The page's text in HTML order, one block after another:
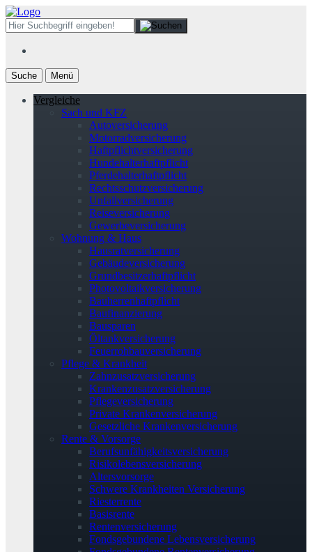
Suche Menü
Vergleiche
Sach und KFZ
Autoversicherung
Motorradversicherung
Haftpflichtversicherung
Hundehalterhaftpflicht
Pferdehalterhaftpflicht
Rechtsschutzversicherung
Unfallversicherung
Reiseversicherung
Gewerbeversicherung
Wohnung & Haus
Hausratversicherung
Gebäudeversicherung
Grundbesitzerhaftpflicht
Photovoltaikversicherung
Bauherrenhaftpflicht
Baufinanzierung
Bausparen
Öltankversicherung
Feuerrohbauversicherung
Pflege & Krankheit
Zahnzusatzversicherung
Krankenzusatzversicherung
Pflegeversicherung
Private Krankenversicherung
Gesetzliche Krankenversicherung
Rente & Vorsorge
Berufs­unfähigkeitsversicherung
Risikolebensversicherung
Altersvorsorge
Schwere Krankheiten Versicherung
Riesterrente
Basisrente
Rentenversicherung
Fondsgebundene Lebensversicherung